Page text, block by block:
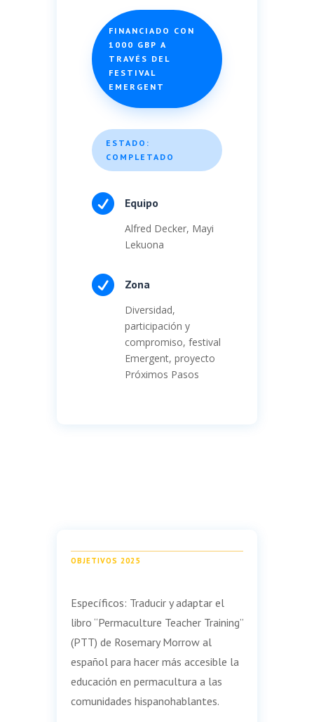
FINANCIADO CON
1000 GBP A
TRAVÉS DEL
FESTIVAL
EMERGENT
ESTADO:
COMPLETADO
 Equipo
Alfred Decker, Mayi
Lekuona
 Zona
Diversidad,
participación y
compromiso, festival
Emergent, proyecto
Próximos Pasos
OBJETIVOS 2025
Específicos: Traducir y adaptar el
libro “Permaculture Teacher Training”
(PTT) de Rosemary Morrow al
español para hacer más accesible la
educación en permacultura a las
comunidades hispanohablantes.